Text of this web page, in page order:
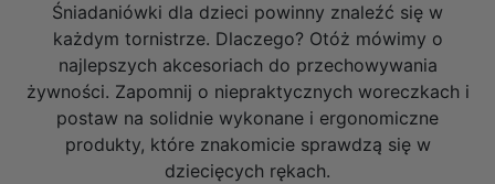
Śniadaniówki dla dzieci powinny znaleźć się w
każdym tornistrze. Dlaczego? Otóż mówimy o
najlepszych akcesoriach do przechowywania
żywności. Zapomnij o niepraktycznych woreczkach i
postaw na solidnie wykonane i ergonomiczne
produkty, które znakomicie sprawdzą się w
dziecięcych rękach.